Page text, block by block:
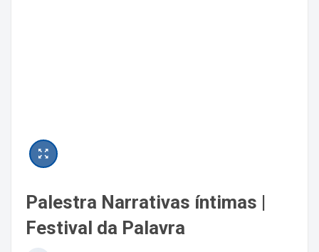
Palestra Narrativas íntimas |
Festival da Palavra